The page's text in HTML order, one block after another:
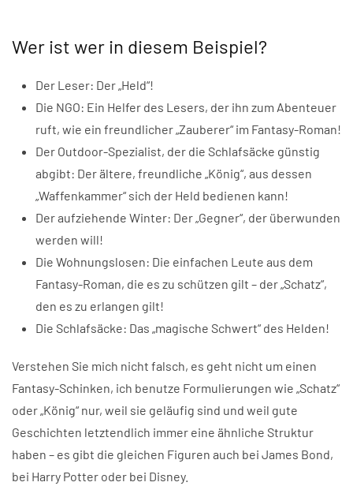
Wer ist wer in diesem Beispiel?
Der Leser: Der „Held“!
Die NGO: Ein Helfer des Lesers, der ihn zum Abenteuer
ruft, wie ein freundlicher „Zauberer“ im Fantasy-Roman!
Der Outdoor-Spezialist, der die Schlafsäcke günstig
abgibt: Der ältere, freundliche „König“, aus dessen
„Waffenkammer“ sich der Held bedienen kann!
Der aufziehende Winter: Der „Gegner“, der überwunden
werden will!
Die Wohnungslosen: Die einfachen Leute aus dem
Fantasy-Roman, die es zu schützen gilt – der „Schatz“,
den es zu erlangen gilt!
Die Schlafsäcke: Das „magische Schwert“ des Helden!
Verstehen Sie mich nicht falsch, es geht nicht um einen
Fantasy-Schinken, ich benutze Formulierungen wie „Schatz“
oder „König“ nur, weil sie geläufig sind und weil gute
Geschichten letztendlich immer eine ähnliche Struktur
haben – es gibt die gleichen Figuren auch bei James Bond,
bei Harry Potter oder bei Disney.